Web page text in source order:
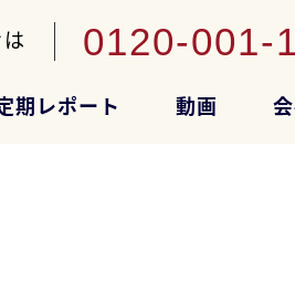
0120-001-
期レポート 動画